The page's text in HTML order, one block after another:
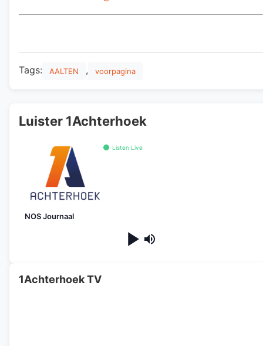
Tags: AALTEN , voorpagina
Luister 1Achterhoek
Listen Live
NOS Journaal
1Achterhoek TV